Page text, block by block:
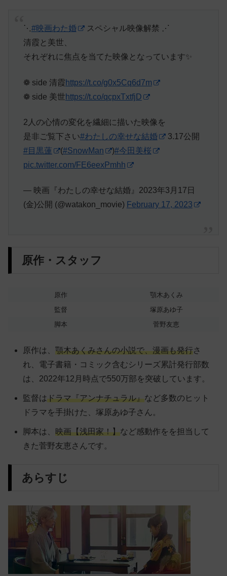
⋱ #映画わた婚
スペシャル映像解禁 ⋰
清霞と美世、
それぞれに焦点を当てた映像となっています✨
❁ side 清霞 https://t.co/g0x5Cq6d7m
❁ side 美世 https://t.co/qcpxTxtfjD
2人の心情の変化を繊細に描いた映像を
是非ご覧下さい#わたしの幸せな結婚
3.17公開
#目黒蓮
(#SnowMan )#今田美桜
pic.twitter.com/FE6eexPmhh
— 映画『わたしの幸せな結婚』2023年3月17日
(金)公開 (@watakon_movie) February 17, 2023
原作・スタッフ
原作
顎木あくみ
監督
塚原あゆ子
脚本
菅野友恵
原作は、顎木あくみさんの小説で、漫画も発行さ
れ、電子書籍・コミック含むシリーズ累計発行部数
は、2022年12月時点で550万部を突破しています。
監督はドラマ『アンナチュラル』など多数のヒット
ドラマを手掛けた、塚原あゆ子さん。
脚本は、映画【浅田家！】など感動作をを担当して
きた菅野友恵さんです。
あらすじ